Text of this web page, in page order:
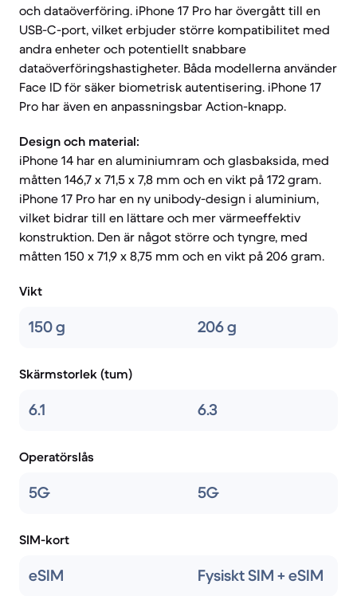
och dataöverföring. iPhone 17 Pro har övergått till en
USB-C-port, vilket erbjuder större kompatibilitet med
andra enheter och potentiellt snabbare
dataöverföringshastigheter. Båda modellerna använder
Face ID för säker biometrisk autentisering. iPhone 17
Pro har även en anpassningsbar Action-knapp.
Design och material:
iPhone 14 har en aluminiumram och glasbaksida, med
måtten 146,7 x 71,5 x 7,8 mm och en vikt på 172 gram.
iPhone 17 Pro har en ny unibody-design i aluminium,
vilket bidrar till en lättare och mer värmeeffektiv
konstruktion. Den är något större och tyngre, med
måtten 150 x 71,9 x 8,75 mm och en vikt på 206 gram.
Vikt
150 g 206 g
Skärmstorlek (tum)
6.1 6.3
Operatörslås
5G 5G
SIM-kort
eSIM Fysiskt SIM + eSIM